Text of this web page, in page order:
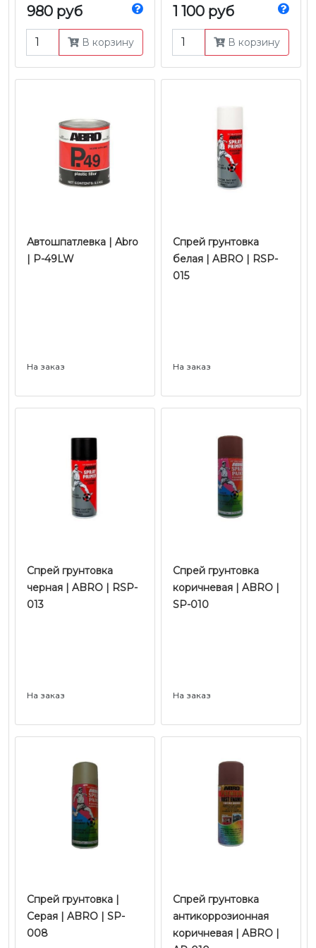
980 руб
В корзину
1 100 руб
В корзину
Автошпатлевка | Abro
| Р-49LW
На заказ
Спрей грунтовка
белая | ABRO | RSP-
015
На заказ
Спрей грунтовка
черная | ABRO | RSP-
013
На заказ
Спрей грунтовка
коричневая | ABRO |
SP-010
На заказ
Спрей грунтовка |
Серая | ABRO | SP-
008
Спрей грунтовка
антикоррозионная
коричневая | ABRO |